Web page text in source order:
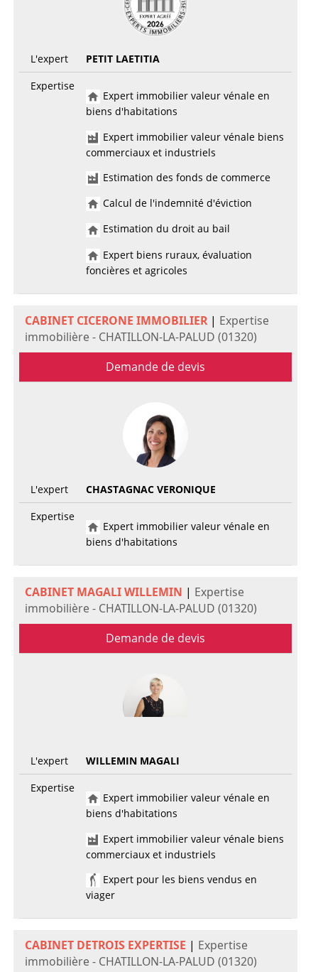
L'expert
PETIT LAETITIA
Expertise
Expert immobilier valeur vénale en
biens d'habitations
Expert immobilier valeur vénale biens
commerciaux et industriels
Estimation des fonds de commerce
Calcul de l'indemnité d'éviction
Estimation du droit au bail
Expert biens ruraux, évaluation
foncières et agricoles
CABINET CICERONE IMMOBILIER| Expertise
immobilière - CHATILLON-LA-PALUD (01320)
Demande de devis
L'expert
CHASTAGNAC VERONIQUE
Expertise
Expert immobilier valeur vénale en
biens d'habitations
CABINET MAGALI WILLEMIN | Expertise
immobilière - CHATILLON-LA-PALUD (01320)
Demande de devis
L'expert
WILLEMIN MAGALI
Expertise
Expert immobilier valeur vénale en
biens d'habitations
Expert immobilier valeur vénale biens
commerciaux et industriels
Expert pour les biens vendus en
viager
CABINET DETROIS EXPERTISE | Expertise
immobilière - CHATILLON-LA-PALUD (01320)